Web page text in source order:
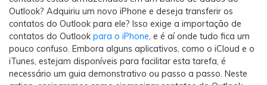
Backup e restauração
Fazer backup de até 18 tipos de dados e dados do
WhatsApp para o computador. E restaurar
backups facilmente.
Recuperar visulização única de WhatsApp
Outlook? Adquiriu um novo iPhone e deseja transferir os
contatos do Outlook para ele? Isso exige a importação de
contatos do Outlook para o iPhone, e é aí onde tudo fica um
pouco confuso. Embora alguns aplicativos, como o iCloud e o
iTunes, estejam disponíveis para facilitar esta tarefa, é
necessário um guia demonstrativo ou passo a passo. Neste